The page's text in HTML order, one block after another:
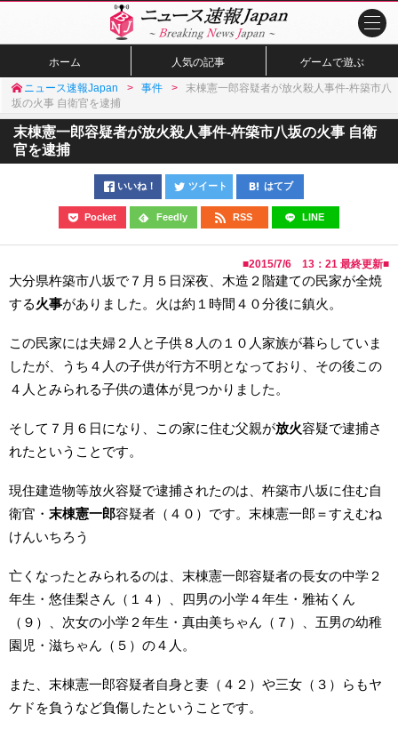
ホーム 人気の記事 ゲームで遊ぶ
ニュース速報Japan 事件
末棟憲一郎容疑者が放火殺人事件-杵築市八
坂の火事 自衛官を逮捕
末棟憲一郎容疑者が放火殺人事件-杵築市八坂の火事 自衛
官を逮捕
いいね！ ツイート はてブ
Pocket Feedly RSS LINE
■2015/7/6 13：21 最終更新■
大分県杵築市八坂で７月５日深夜、木造２階建ての民家が全焼
する火事がありました。火は約１時間４０分後に鎮火。
この民家には夫婦２人と子供８人の１０人家族が暮らしていま
したが、うち４人の子供が行方不明となっており、その後この
４人とみられる子供の遺体が見つかりました。
そして７月６日になり、この家に住む父親が放火容疑で逮捕さ
れたということです。
現住建造物等放火容疑で逮捕されたのは、杵築市八坂に住む自
衛官・ 末棟憲一郎容疑者（４０）です。末棟憲一郎＝すえむね
けんいちろう
亡くなったとみられるのは、末棟憲一郎容疑者の長女の中学２
年生・悠佳梨さん（１４）、四男の小学４年生・雅祐くん
（９）、次女の小学２年生・真由美ちゃん（７）、五男の幼稚
園児・滋ちゃん（５）の４人。
また、末棟憲一郎容疑者自身と妻（４２）や三女（３）らもヤ
ケドを負うなど負傷したということです。